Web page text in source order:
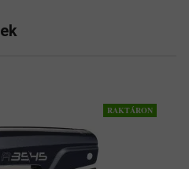
RAKTÁRON